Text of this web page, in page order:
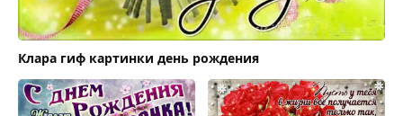
Клара гиф картинки день рождения